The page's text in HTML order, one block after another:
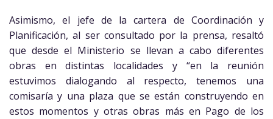
Asimismo, el jefe de la cartera de Coordinación y
Planificación, al ser consultado por la prensa, resaltó
que desde el Ministerio se llevan a cabo diferentes
obras en distintas localidades y “en la reunión
estuvimos dialogando al respecto, tenemos una
comisaría y una plaza que se están construyendo en
estos momentos y otras obras más en Pago de los